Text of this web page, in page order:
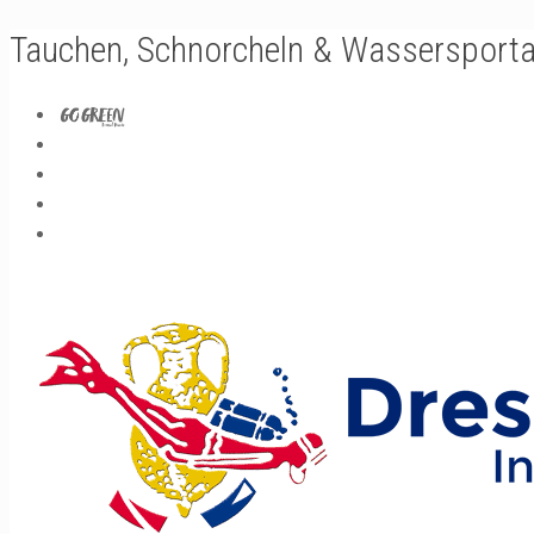
Tauchen, Schnorcheln &